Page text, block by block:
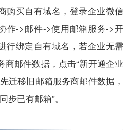
购买自有域名，登录企业微信
作->邮件->使用邮箱服务->开
行绑定自有域名，若企业无需
商邮件数据，点击“新开通企业
迁移旧邮箱服务商邮件数据，
步已有邮箱”。